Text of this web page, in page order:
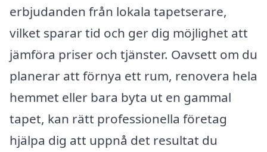
erbjudanden från lokala tapetserare,
vilket sparar tid och ger dig möjlighet att
jämföra priser och tjänster. Oavsett om du
planerar att förnya ett rum, renovera hela
hemmet eller bara byta ut en gammal
tapet, kan rätt professionella företag
hjälpa dig att uppnå det resultat du